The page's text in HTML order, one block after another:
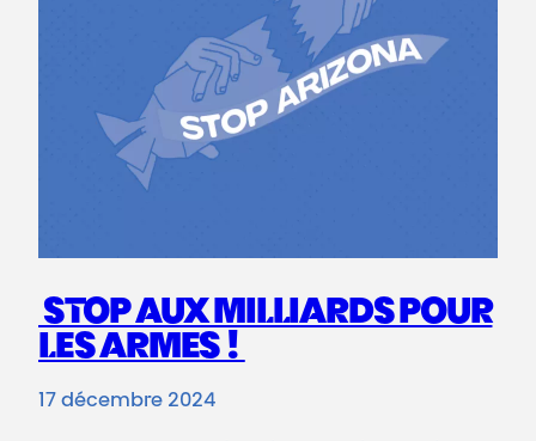
STOP AUX MILLIARDS POUR
LES ARMES !
17 décembre 2024